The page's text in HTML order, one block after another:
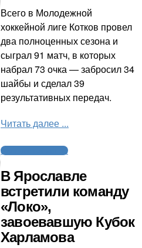
Всего в Молодежной
хоккейной лиге Котков провел
два полноценных сезона и
сыграл 91 матч, в которых
набрал 73 очка — забросил 34
шайбы и сделал 39
результативных передач.
Читать далее ...
Молодежный хоккей
В Ярославле
встретили команду
«Локо»,
завоевавшую Кубок
Харламова